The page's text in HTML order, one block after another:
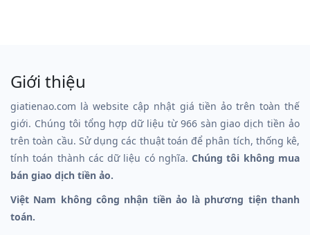
Giới thiệu
giatienao.com là website cập nhật giá tiền ảo trên toàn thế
giới. Chúng tôi tổng hợp dữ liệu từ 966 sàn giao dịch tiền ảo
trên toàn cầu. Sử dụng các thuật toán để phân tích, thống kê,
tính toán thành các dữ liệu có nghĩa.Chúng tôi không mua
bán giao dịch tiền ảo.
Việt Nam không công nhận tiền ảo là phương tiện thanh
toán.